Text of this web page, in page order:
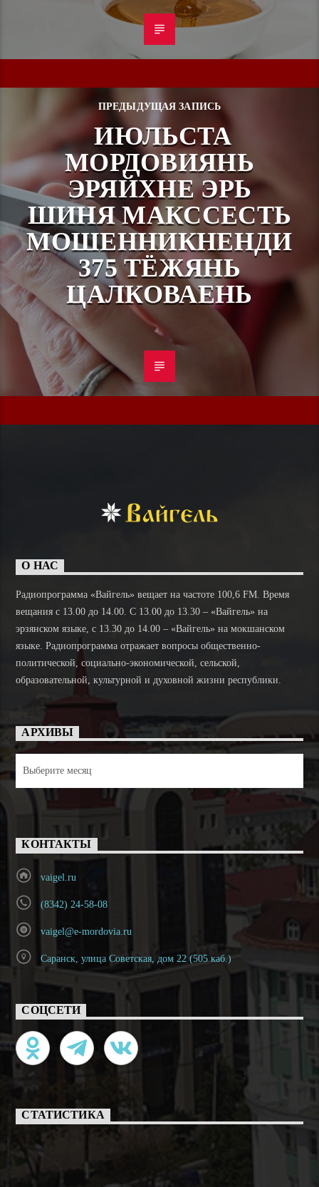
ПРЕДЫДУЩАЯ ЗАПИСЬ
ИЮЛЬСТА
МОРДОВИЯНЬ
ЭРЯЙХНЕ ЭРЬ
ШИНЯ МАКССЕСТЬ
МОШЕННИКНЕНДИ
375 ТЁЖЯНЬ
ЦАЛКОВАЕНЬ
О НАС
Радиопрограмма «Вайгель» вещает на частоте 100,6 FM. Время
вещания с 13.00 до 14.00. C 13.00 до 13.30 – «Вайгель» на
эрзянском языке, с 13.30 до 14.00 – «Вайгель» на мокшанском
языке. Радиопрограмма отражает вопросы общественно-
политической, социально-экономической, сельской,
образовательной, культурной и духовной жизни республики.
АРХИВЫ
КОНТАКТЫ
vaigel.ru
(8342) 24-58-08
vaigel@e-mordovia.ru
Саранск, улица Советская, дом 22 (505 каб.)
СОЦСЕТИ
СТАТИСТИКА